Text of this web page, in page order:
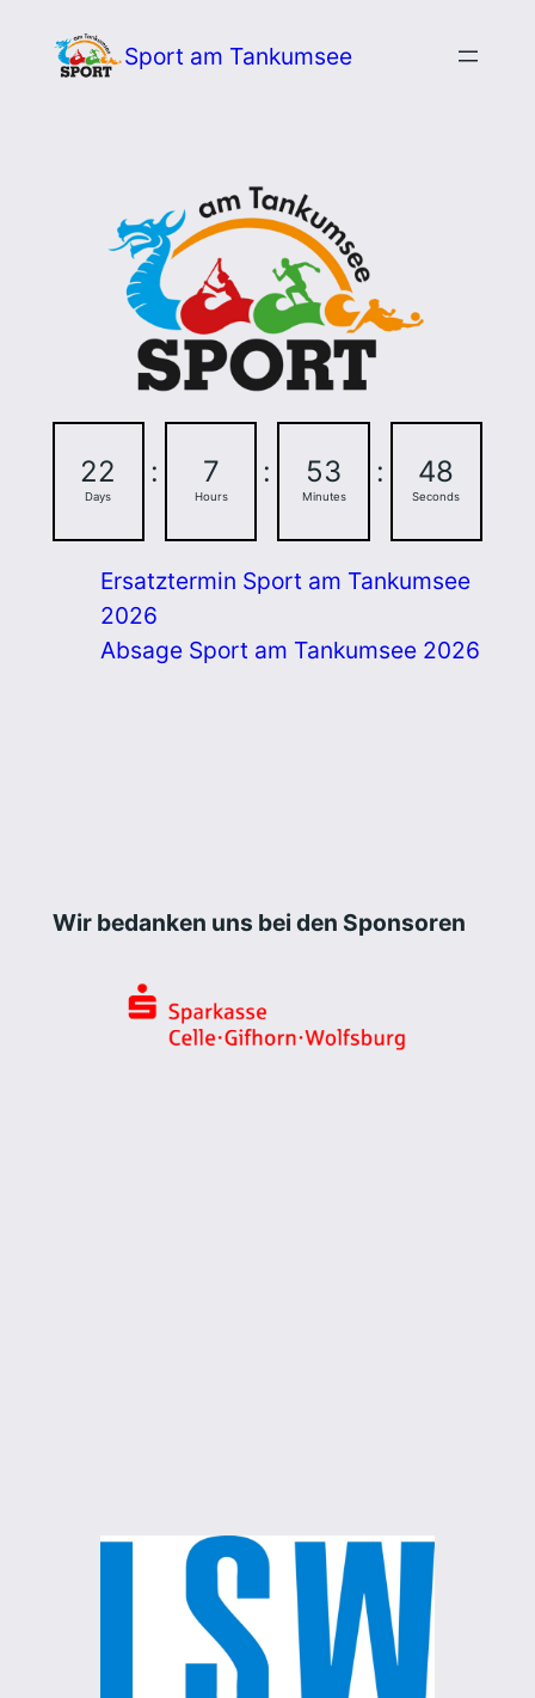
Inhalt
Sport am Tankumsee
22
Days
: 7
Hours
: 53
Minutes
: 47
Seconds
Ersatztermin Sport am Tankumsee
2026
Absage Sport am Tankumsee 2026
Wir bedanken uns bei den Sponsoren